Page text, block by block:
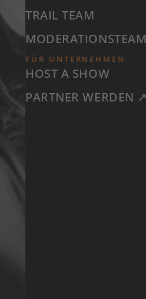
TRAIL TEAM
FÜR UNTERNEHMEN
HOST A SHOW
PARTNER WERDEN ↗